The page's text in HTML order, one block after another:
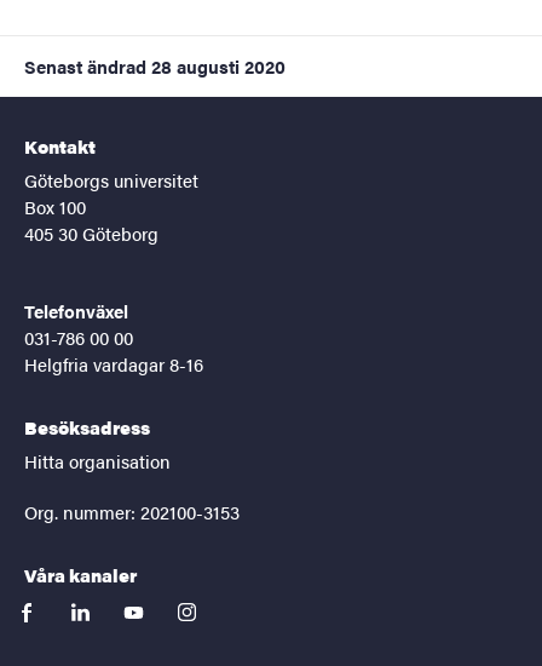
Senast ändrad 28 augusti 2020
Kontakt
Göteborgs universitet
Box 100
405 30 Göteborg
Telefonväxel
031-786 00 00
Helgfria vardagar 8-16
Besöksadress
Hitta organisation
Org. nummer: 202100-3153
Våra kanaler
facebooklinkedinyoutubeinstagram